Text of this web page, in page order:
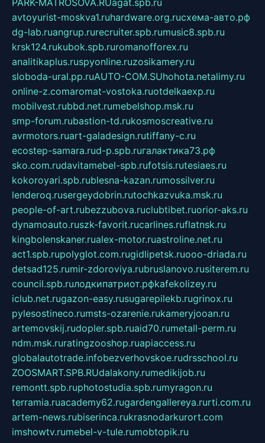
PARK-MATROSOVA.RUagat.spb.ru
avtoyurist-moskva1.ruhardware.org.ruсхема-авто.рф
dg-lab.ruangrup.rurecruiter.spb.rumusic8.spb.ru
krsk124.rukubok.spb.ruromanofforex.ru
analitikaplus.ruspyonline.ruzosikamery.ru
sloboda-ural.pp.ruAUTO-COM.SUhohota.netalimy.ru
online-z.comaromat-vostoka.ruotdelkaexp.ru
mobilvest.rubbd.net.rumebelshop.msk.ru
smp-forum.rubastion-td.rukosmoscreative.ru
avrmotors.ruart-galadesign.rutiffany-c.ru
ecostep-samara.rud-p.spb.ruгалактика73.рф
sko.com.rudavitamebel-spb.rufotsis.rutesiaes.ru
kokoroyari.spb.rublesna-kazan.rumossilver.ru
lenderoq.rusergeydobrin.rutochkazvuka.msk.ru
people-of-art.rubezzubova.ruclubtibet.ruorior-aks.ru
dynamoauto.ruszk-favorit.rucarlines.ruflatnsk.ru
kingbolenskaner.rualex-motor.ruastroline.net.ru
act1.spb.rupolyglot.com.rugidlipetsk.ruooo-driada.ru
detsad125.rumir-zdoroviya.rubruslanovo.rusiterem.ru
council.spb.ruлодкипатриот.рфkafekolizey.ru
iclub.net.rugazon-easy.rusugarepilekb.rugrinox.ru
pylesostineco.rumsts-ozarenie.rukameryjooan.ru
artemovskij.rudopler.spb.ruaid70.rumetall-perm.ru
ndm.msk.ruratingzooshop.ruapiaccess.ru
globalautotrade.infobezverhovskoe.rudrsschool.ru
ZOOSMART.SPB.RUdalakony.rumedikijob.ru
remontt.spb.ruphotostudia.spb.rumyragon.ru
terramia.ruacademy62.rugardengallereya.rurti.com.ru
artem-news.rubiserinca.rukrasnodarkurort.com
imshowtv.rumebel-v-tule.rumobtopik.ru